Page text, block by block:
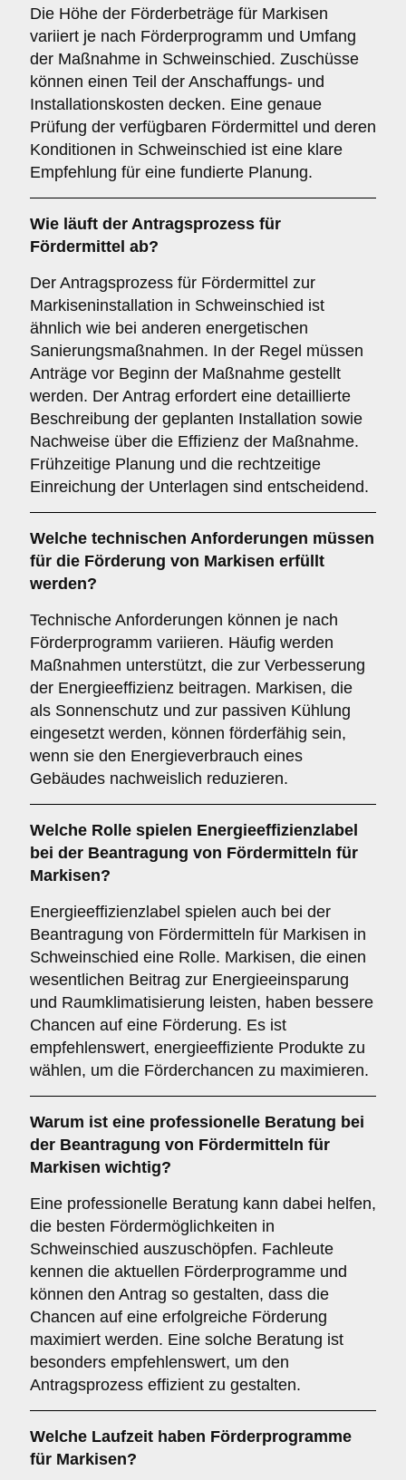
Die Höhe der Förderbeträge für Markisen
variiert je nach Förderprogramm und Umfang
der Maßnahme in Schweinschied. Zuschüsse
können einen Teil der Anschaffungs- und
Installationskosten decken. Eine genaue
Prüfung der verfügbaren Fördermittel und deren
Konditionen in Schweinschied ist eine klare
Empfehlung für eine fundierte Planung.
Wie läuft der Antragsprozess für
Fördermittel ab?
Der Antragsprozess für Fördermittel zur
Markiseninstallation in Schweinschied ist
ähnlich wie bei anderen energetischen
Sanierungsmaßnahmen. In der Regel müssen
Anträge vor Beginn der Maßnahme gestellt
werden. Der Antrag erfordert eine detaillierte
Beschreibung der geplanten Installation sowie
Nachweise über die Effizienz der Maßnahme.
Frühzeitige Planung und die rechtzeitige
Einreichung der Unterlagen sind entscheidend.
Welche technischen Anforderungen müssen
für die Förderung von Markisen erfüllt
werden?
Technische Anforderungen können je nach
Förderprogramm variieren. Häufig werden
Maßnahmen unterstützt, die zur Verbesserung
der Energieeffizienz beitragen. Markisen, die
als Sonnenschutz und zur passiven Kühlung
eingesetzt werden, können förderfähig sein,
wenn sie den Energieverbrauch eines
Gebäudes nachweislich reduzieren.
Welche Rolle spielen Energieeffizienzlabel
bei der Beantragung von Fördermitteln für
Markisen?
Energieeffizienzlabel spielen auch bei der
Beantragung von Fördermitteln für Markisen in
Schweinschied eine Rolle. Markisen, die einen
wesentlichen Beitrag zur Energieeinsparung
und Raumklimatisierung leisten, haben bessere
Chancen auf eine Förderung. Es ist
empfehlenswert, energieeffiziente Produkte zu
wählen, um die Förderchancen zu maximieren.
Warum ist eine professionelle Beratung bei
der Beantragung von Fördermitteln für
Markisen wichtig?
Eine professionelle Beratung kann dabei helfen,
die besten Fördermöglichkeiten in
Schweinschied auszuschöpfen. Fachleute
kennen die aktuellen Förderprogramme und
können den Antrag so gestalten, dass die
Chancen auf eine erfolgreiche Förderung
maximiert werden. Eine solche Beratung ist
besonders empfehlenswert, um den
Antragsprozess effizient zu gestalten.
Welche Laufzeit haben Förderprogramme
für Markisen?